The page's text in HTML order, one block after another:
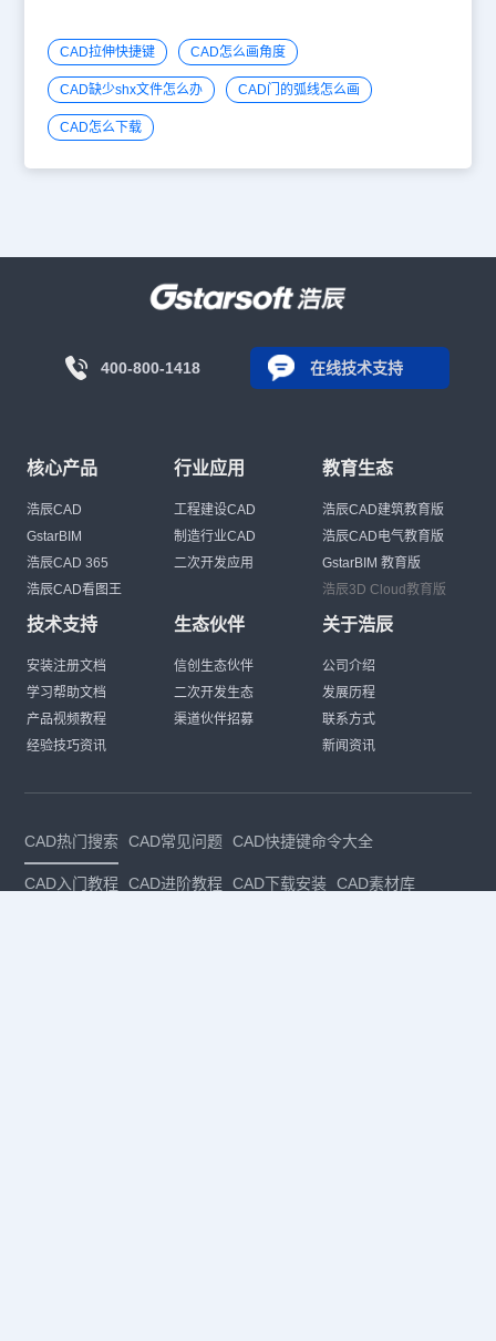
CAD拉伸快捷键 CAD怎么画角度
CAD缺少shx文件怎么办 CAD门的弧线怎么画
CAD怎么下载
400-800-1418 在线技术支持
核心产品
浩辰CAD
GstarBIM
浩辰CAD 365
浩辰CAD看图王
行业应用
工程建设CAD
制造行业CAD
二次开发应用
教育生态
浩辰CAD建筑教育版
浩辰CAD电气教育版
GstarBIM 教育版
浩辰3D Cloud教育版
技术支持
安装注册文档
学习帮助文档
产品视频教程
经验技巧资讯
生态伙伴
信创生态伙伴
二次开发生态
渠道伙伴招募
关于浩辰
公司介绍
发展历程
联系方式
新闻资讯
CAD热门搜索 CAD常见问题 CAD快捷键命令大全
CAD入门教程 CAD进阶教程 CAD下载安装 CAD素材库